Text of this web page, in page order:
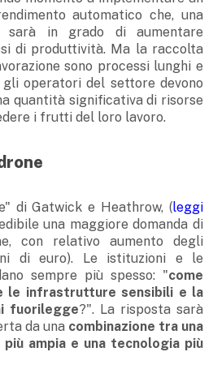
automatico che, una
sarà in grado di aumentare
di produttività. Ma la raccolta
sono processi lunghi e
gli operatori del settore devono
quantità significativa di risorse
i frutti del loro lavoro.
di Gatwick e Heathrow, (leggi
una maggiore domanda di
con relativo aumento degli
di euro). Le istituzioni e le
sempre più spesso: "come
le infrastrutture sensibili e la
fuorilegge?". La risposta sarà
da una combinazione tra una
ampia e una tecnologia più